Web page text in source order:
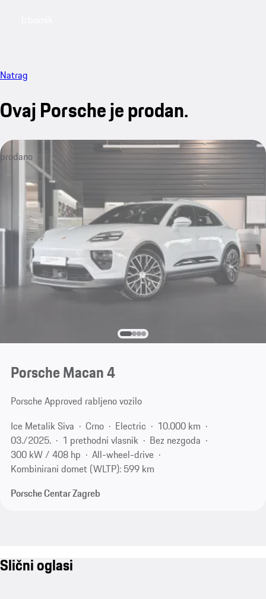
Natrag
Ovaj Porsche je prodan.
prodano
Porsche Macan 4
Porsche Approved rabljeno vozilo
Ice Metalik Siva
Crno Electric
10.000 km
03./2025.
1 prethodni vlasnik
Bez nezgoda
300 kW / 408 hp
All-wheel-drive
Kombinirani domet (WLTP): 599 km
Porsche Centar Zagreb
Slični oglasi